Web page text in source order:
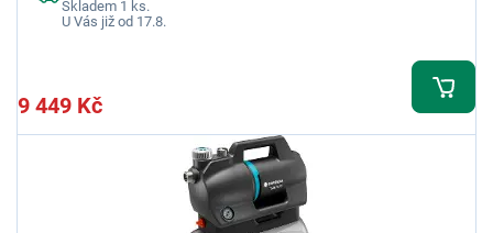
Skladem 1 ks.
U Vás již od 17.8.
9 449 Kč